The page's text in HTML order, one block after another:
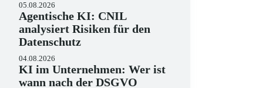
05.08.2026
Agentische KI: CNIL
analysiert Risiken für den
Datenschutz
04.08.2026
KI im Unternehmen: Wer ist
wann nach der DSGVO